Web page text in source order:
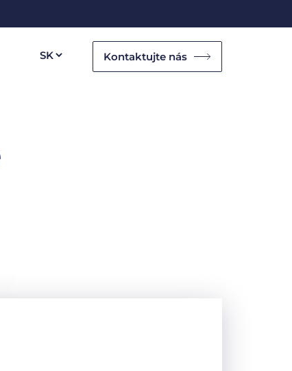
Kontaktujte nás